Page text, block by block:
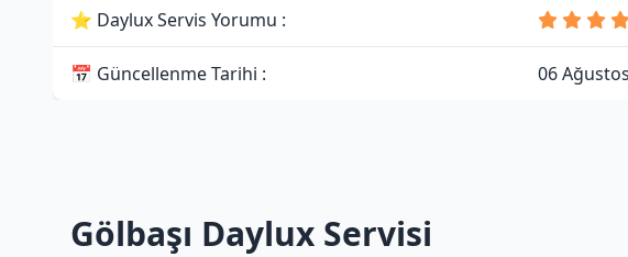
⭐ Daylux Servis Yorumu :
📅 Güncellenme Tarihi : 06
Gölbaşı Daylux Servisi